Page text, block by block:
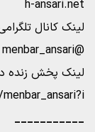
h-ansari.net
لینک کانال
@menbar_ansari
لینک پخش زنده
___________